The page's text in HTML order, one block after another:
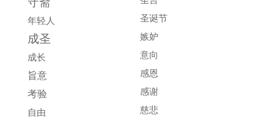
年轻人
成圣
成长
旨意
考验
自由
圣诞节
嫉妒
意向
感恩
感谢
慈悲